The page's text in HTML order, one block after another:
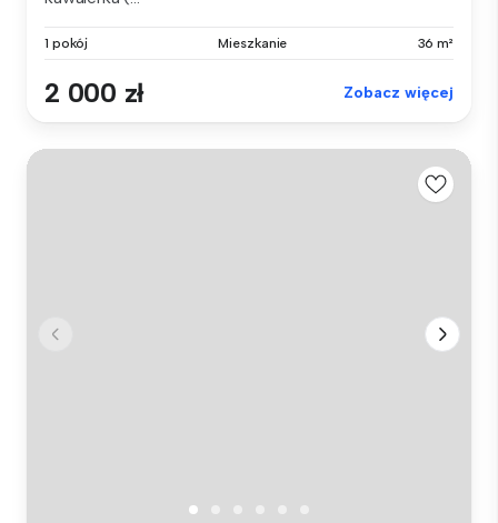
1 pokój Mieszkanie 36 m²
2 000 zł Zobacz więcej